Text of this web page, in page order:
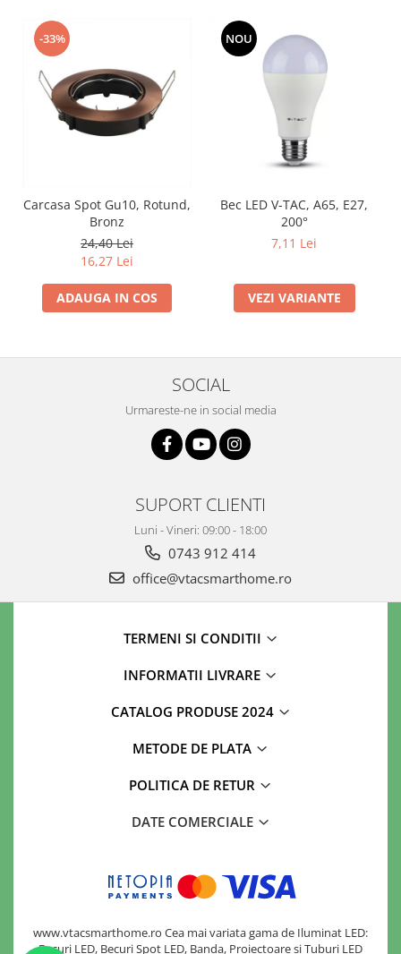
-33%
Carcasa Spot Gu10, Rotund,
Bronz
24,40 Lei
16,27 Lei
ADAUGA IN COS
NOU
Bec LED V-TAC, A65, E27,
200°
7,11 Lei
VEZI VARIANTE
SOCIAL
Urmareste-ne in social media
SUPORT CLIENTI
Luni - Vineri: 09:00 - 18:00
0743 912 414
office@vtacsmarthome.ro
TERMENI SI CONDITII
INFORMATII LIVRARE
CATALOG PRODUSE 2024
METODE DE PLATA
POLITICA DE RETUR
DATE COMERCIALE
www.vtacsmarthome.ro Cea mai variata gama de Iluminat LED:
Becuri LED, Becuri Spot LED, Banda, Proiectoare si Tuburi LED